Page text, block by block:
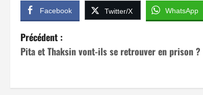
Facebook Twitter/X WhatsApp
N
a
v
Précédent :
Pita et Thaksin vont-ils se retrouver en prison ?